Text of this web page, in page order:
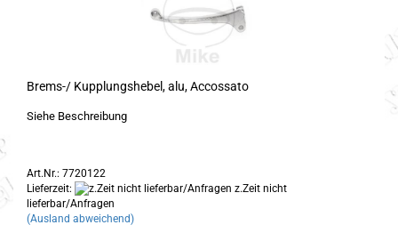
Brems-/ Kupplungshebel, alu, Accossato
Siehe Beschreibung
Art.Nr.: 7720122
Lieferzeit:
z.Zeit nicht
lieferbar/Anfragen
(Ausland abweichend)